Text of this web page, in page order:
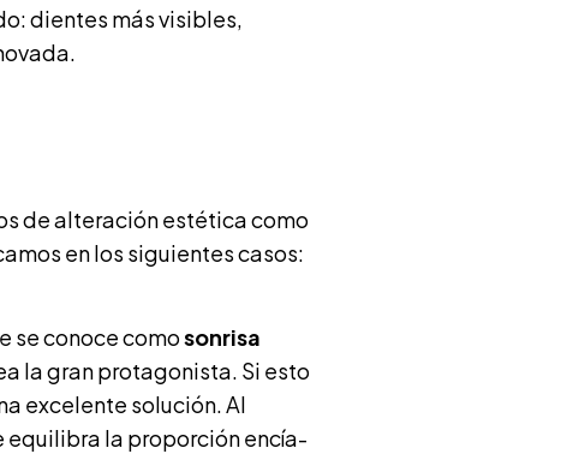
dientes más visibles,
de alteración estética como
en los siguientes casos:
se conoce comosonrisa
la gran protagonista. Si esto
excelente solución. Al
equilibra la proporción encía-